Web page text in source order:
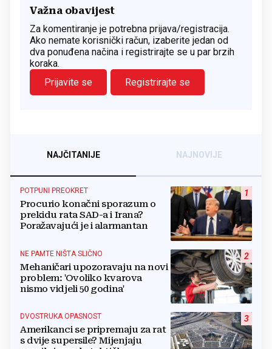
Važna obavijest
Za komentiranje je potrebna prijava/registracija.
Ako nemate korisnički račun, izaberite jedan od
dva ponuđena načina i registrirajte se u par brzih
koraka.
Prijavite se
Registrirajte se
NAJČITANIJE NAJNOVIJE
1
POTPUNI PREOKRET
Procurio konačni sporazum o
prekidu rata SAD-a i Irana?
Poražavajući je i alarmantan
2
NE PAMTE NIŠTA SLIČNO
Mehaničari upozoravaju na novi
problem: 'Ovoliko kvarova
nismo vidjeli 50 godina'
3
DVOSTRUKA OPASNOST
Amerikanci se pripremaju za rat
s dvije supersile? Mijenjaju